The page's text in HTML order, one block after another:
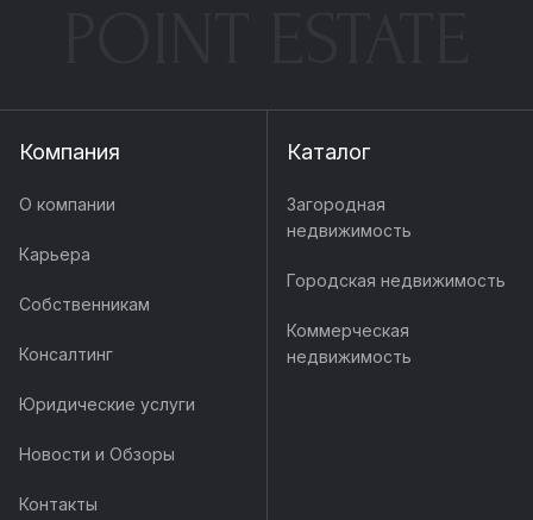
Компания
О компании
Карьера
Собственникам
Консалтинг
Юридические услуги
Новости и Обзоры
Контакты
Каталог
Загородная
недвижимость
Городская недвижимость
Коммерческая
недвижимость